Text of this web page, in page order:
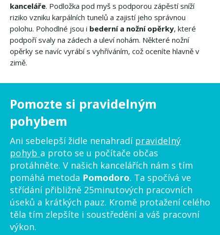
kanceláře. Podložka pod myš s podporou zápěstí sníží
riziko vzniku karpálních tunelů a zajistí jeho správnou
polohu. Pohodlné jsou i bederní a nožní opěrky, které
podpoří svaly na zádech a uleví nohám. Některé nožní
opěrky se navíc vyrábí s vyhříváním, což oceníte hlavně v
zimě.
Pomozte si pravidelným
pohybem
Ani sebelepší židle nenahradí pravidelný
pohyb a proto se u počítače občas
protáhněte. V našich kancelářích nám s tím
pomáhá metoda Pomodoro. Ta spočívá ve
střídání přibližně 25minutových pracovních
úseků a krátkých pauz. Kromě protažení celého
těla tím zlepšíte i soustředění a váš pracovní
výkon.